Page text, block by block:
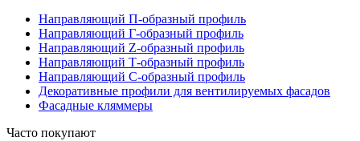
Направляющий П-образный профиль
Направляющий Г-образный профиль
Направляющий Z-образный профиль
Направляющий Т-образный профиль
Направляющий С-образный профиль
Декоративные профили для вентилируемых фасадов
Фасадные кляммеры
Часто покупают